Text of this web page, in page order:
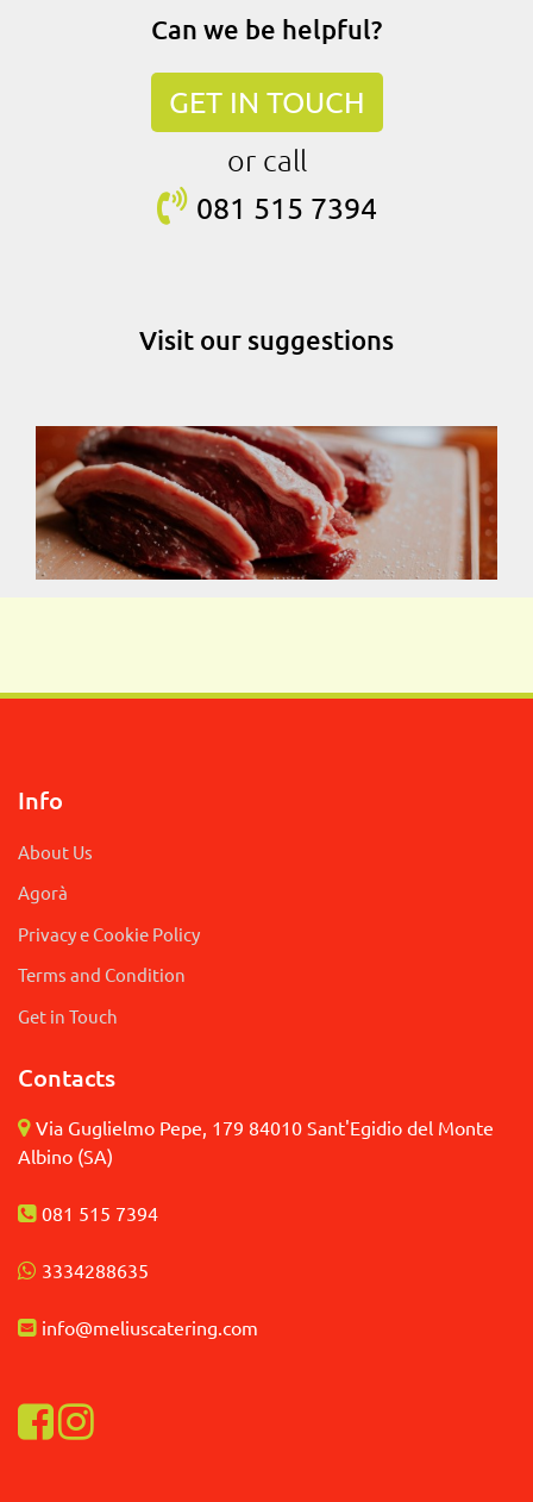
Can we be helpful?
GET IN TOUCH
or call
081 515 7394
Visit our suggestions
Info
About Us
Agorà
Privacy e Cookie Policy
Terms and Condition
Get in Touch
Contacts
Via Guglielmo Pepe, 179 84010 Sant'Egidio del Monte
Albino (SA)
081 515 7394
3334288635
info@meliuscatering. com
Visualizza la nostra pagina Facebook
Visualizza il nostro profilo Instagram